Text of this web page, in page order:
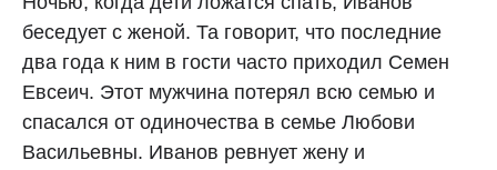
беседует с женой. Та говорит, что последние
два года к ним в гости часто приходил Семен
Евсеич. Этот мужчина потерял всю семью и
спасался от одиночества в семье Любови
Васильевны. Иванов ревнует жену и